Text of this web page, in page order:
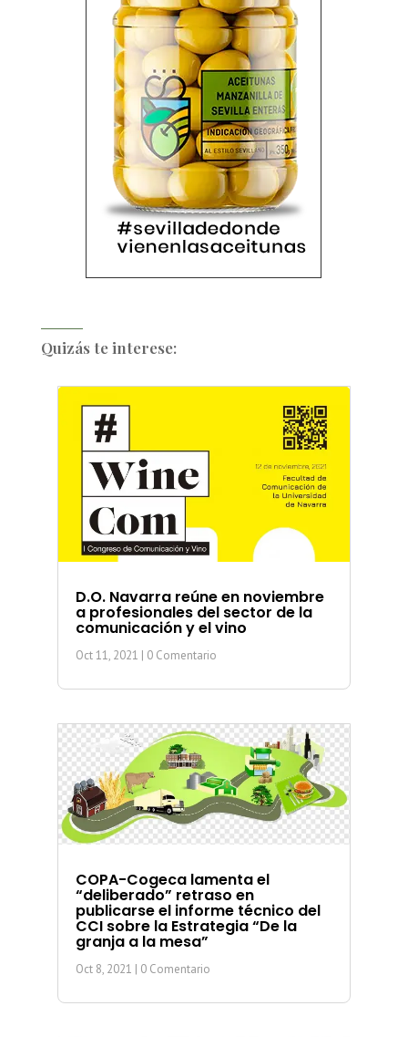
Quizás te interese:
D.O. Navarra reúne en noviembre
a profesionales del sector de la
comunicación y el vino
Oct 11, 2021 | 0 Comentario
COPA-Cogeca lamenta el
“deliberado” retraso en
publicarse el informe técnico del
CCI sobre la Estrategia “De la
granja a la mesa”
Oct 8, 2021 | 0 Comentario